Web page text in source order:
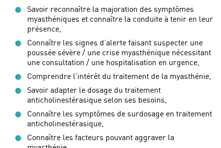
Savoir reconnaître la majoration des symptômes
myasthéniques et connaître la conduite à tenir en leur
présence,
Connaître les signes d’alerte faisant suspecter une
poussée sévère / une crise myasthénique nécessitant
une consultation / une hospitalisation en urgence,
Comprendre l’intérêt du traitement de la myasthénie,
Savoir adapter le dosage du traitement
anticholinestérasique selon ses besoins,
Connaître les symptômes de surdosage en traitement
anticholinestérasique,
Connaître les facteurs pouvant aggraver la